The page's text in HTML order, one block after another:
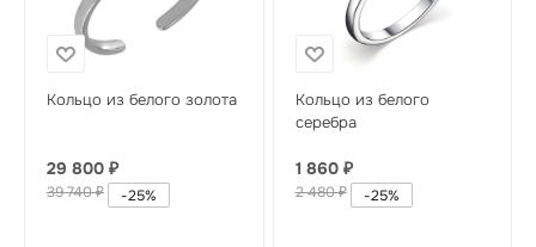
Кольцо из белого золота
29 800 ₽
39 740₽ -25%
Кольцо из белого
серебра
1 860₽
2 480₽ -25%